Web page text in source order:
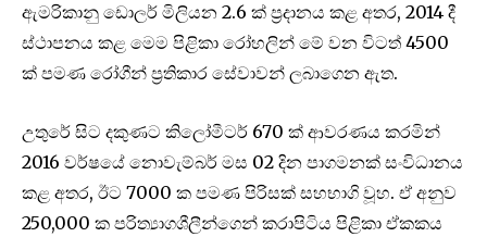
ඇමරිකානු ඩොලර් මිලියන 2.6 ක් ප්‍රදානය කළ අතර, 2014 දී
ස්ථාපනය කළ මෙම පිළිකා රෝහලින් මේ වන විටත් 4500
ක් පමණ රෝගීන් ප්‍රතිකාර සේවාවන් ලබාගෙන ඇත.
උතුරේ සිට දකුණට කිලෝමීටර් 670 ක් ආවරණය කරමින්
2016 වර්ෂයේ නොවැම්බර් මස 02 දින පාගමනක් සංවිධානය
කළ අතර, ඊට 7000 ක පමණ පිරිසක් සහභාගි වූහ. ඒ අනුව
250,000 ක පරිත්‍යාගශීලීන්ගෙන් කරාපිටිය පිළිකා ඒකකය